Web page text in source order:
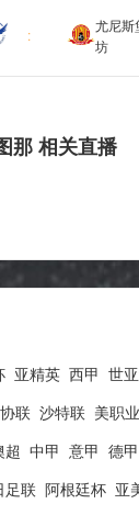
:
尤尼斯
坊
那 相关直播
亚精英 西甲 世
联 沙特联 美职业
超 中甲 意甲 德甲
足联 阿根廷杯 亚